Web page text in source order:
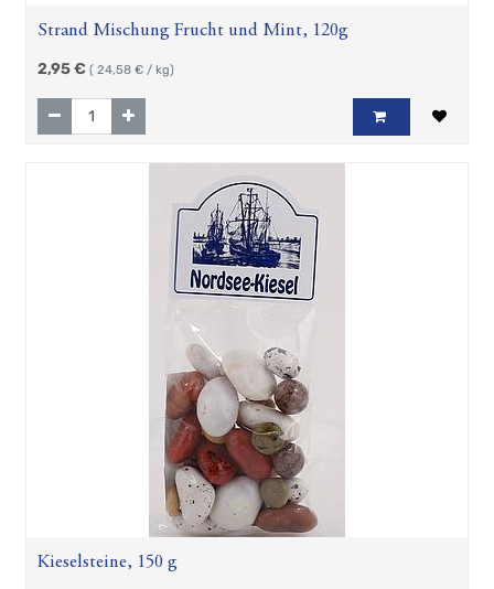
Strand Mischung Frucht und Mint, 120g
2,95€ ( 24,58 € / kg)
Kieselsteine, 150 g